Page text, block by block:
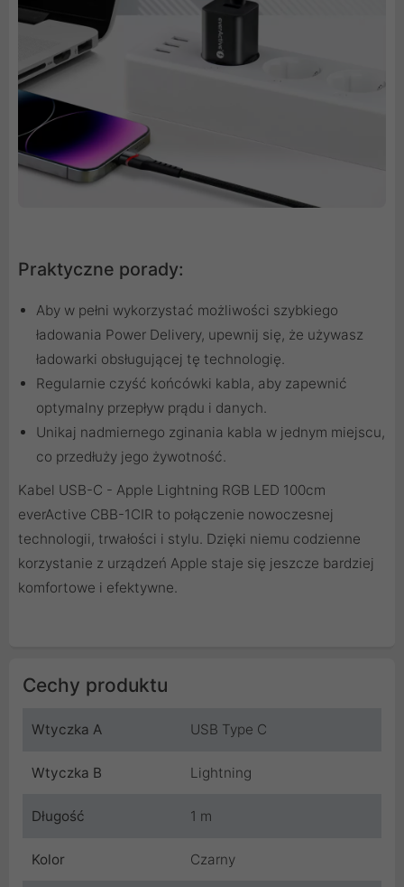
Praktyczne porady:
Aby w pełni wykorzystać możliwości szybkiego
ładowania Power Delivery, upewnij się, że używasz
ładowarki obsługującej tę technologię.
Regularnie czyść końcówki kabla, aby zapewnić
optymalny przepływ prądu i danych.
Unikaj nadmiernego zginania kabla w jednym miejscu,
co przedłuży jego żywotność.
Kabel USB-C - Apple Lightning RGB LED 100cm
everActive CBB-1CIR to połączenie nowoczesnej
technologii, trwałości i stylu. Dzięki niemu codzienne
korzystanie z urządzeń Apple staje się jeszcze bardziej
komfortowe i efektywne.
Cechy produktu
Wtyczka A USB Type C
Wtyczka B Lightning
Długość 1 m
Kolor Czarny